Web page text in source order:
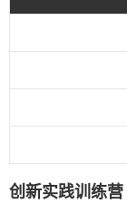
创新实践训练营